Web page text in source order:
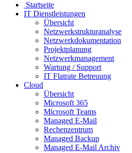
Startseite
IT Dienstleistungen
Übersicht
Netzwerkstrukturanalyse
Netzwerkdokumentation
Projektplanung
Netzwerkmanagement
Wartung / Support
IT Flatrate Betreuung
Cloud
Übersicht
Microsoft 365
Microsoft Teams
Managed E-Mail
Rechenzentrum
Managed Backup
Managed E-Mail Archiv